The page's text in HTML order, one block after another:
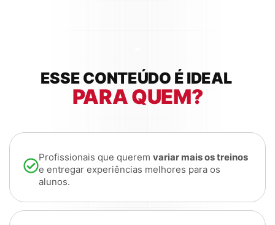
ESSE CONTEÚDO É IDEAL
PARA QUEM?
Profissionais que querem variar mais os treinos
e entregar experiências melhores para os
alunos.